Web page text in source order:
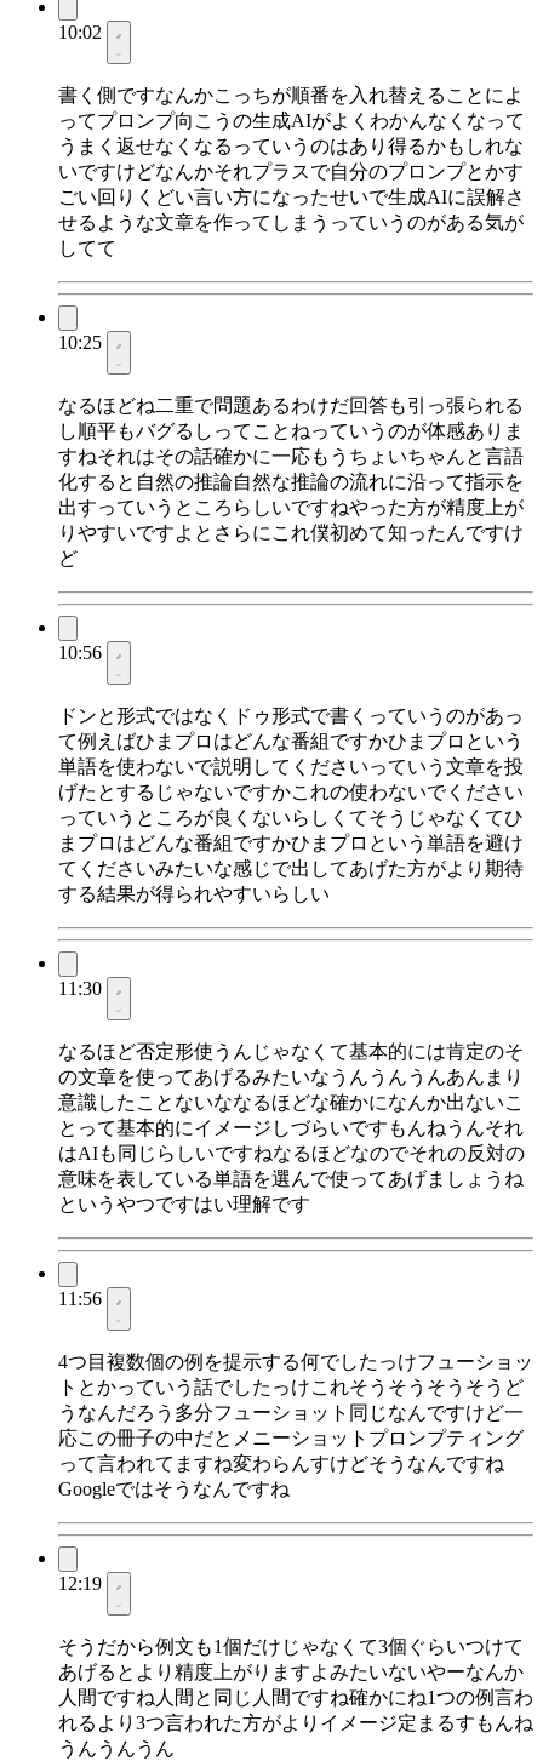
10:02
書く側ですなんかこっちが順番を入れ替えることによ
ってプロンプ向こうの生成AIがよくわかんなくなって
うまく返せなくなるっていうのはあり得るかもしれな
いですけどなんかそれプラスで自分のプロンプとかす
ごい回りくどい言い方になったせいで生成AIに誤解さ
せるような文章を作ってしまうっていうのがある気が
してて
10:25
なるほどね二重で問題あるわけだ回答も引っ張られる
し順平もバグるしってことねっていうのが体感ありま
すねそれはその話確かに一応もうちょいちゃんと言語
化すると自然の推論自然な推論の流れに沿って指示を
出すっていうところらしいですねやった方が精度上が
りやすいですよとさらにこれ僕初めて知ったんですけ
ど
10:56
ドンと形式ではなくドゥ形式で書くっていうのがあっ
て例えばひまプロはどんな番組ですかひまプロという
単語を使わないで説明してくださいっていう文章を投
げたとするじゃないですかこれの使わないでください
っていうところが良くないらしくてそうじゃなくてひ
まプロはどんな番組ですかひまプロという単語を避け
てくださいみたいな感じで出してあげた方がより期待
する結果が得られやすいらしい
11:30
なるほど否定形使うんじゃなくて基本的には肯定のそ
の文章を使ってあげるみたいなうんうんうんあんまり
意識したことないななるほどな確かになんか出ないこ
とって基本的にイメージしづらいですもんねうんそれ
はAIも同じらしいですねなるほどなのでそれの反対の
意味を表している単語を選んで使ってあげましょうね
というやつですはい理解です
11:56
4つ目複数個の例を提示する何でしたっけフューショッ
トとかっていう話でしたっけこれそうそうそうそうど
うなんだろう多分フューショット同じなんですけど一
応この冊子の中だとメニーショットプロンプティング
って言われてますね変わらんすけどそうなんですね
Googleではそうなんですね
12:19
そうだから例文も1個だけじゃなくて3個ぐらいつけて
あげるとより精度上がりますよみたいないやーなんか
人間ですね人間と同じ人間ですね確かにね1つの例言わ
れるより3つ言われた方がよりイメージ定まるすもんね
うんうんうん